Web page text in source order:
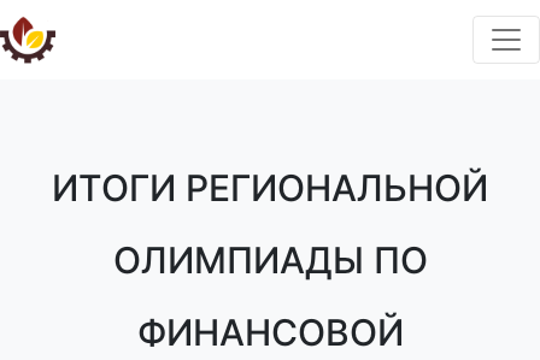
ИТОГИ РЕГИОНАЛЬНОЙ
ОЛИМПИАДЫ ПО
ФИНАНСОВОЙ